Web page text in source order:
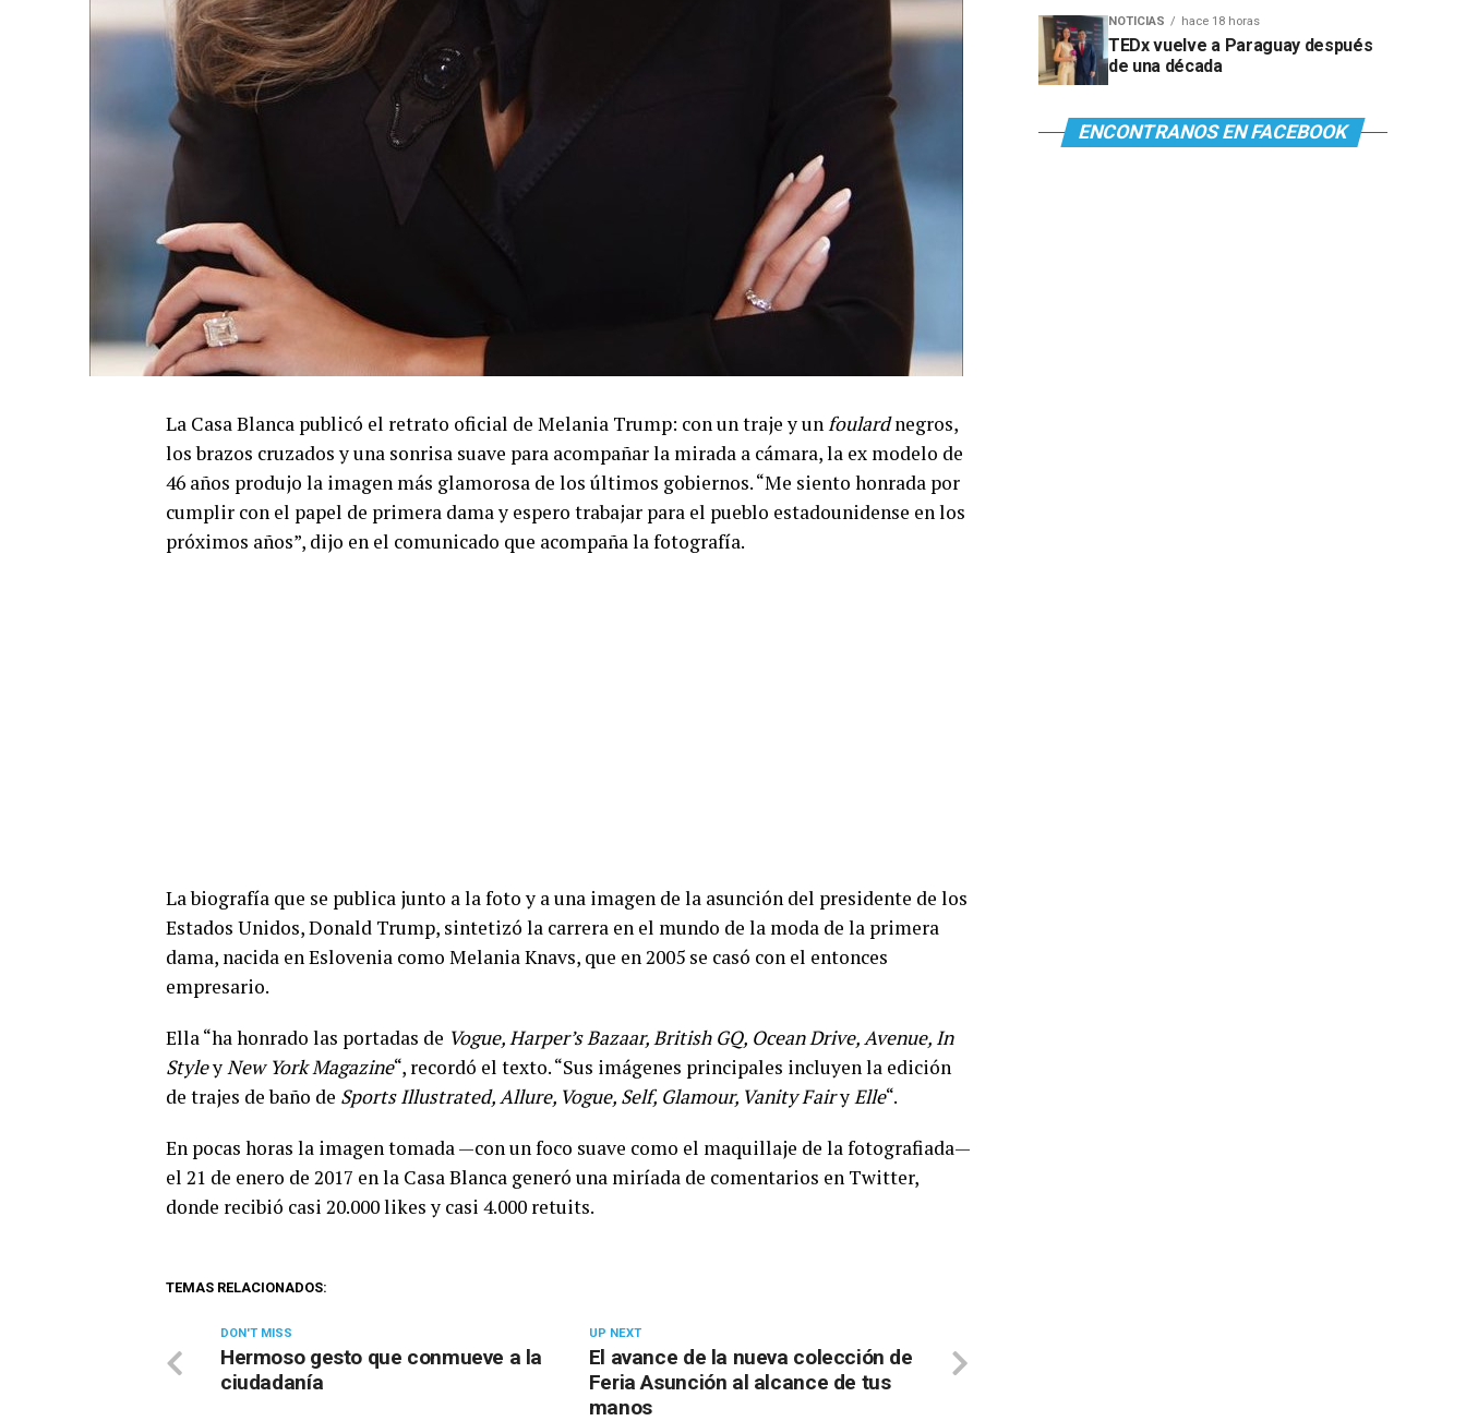
La Casa Blanca publicó el retrato oficial de Melania Trump: con un traje y unfoulardnegros,
los brazos cruzados y una sonrisa suave para acompañar la mirada a cámara, la ex modelo de
46 años produjo la imagen más glamorosa de los últimos gobiernos. “Me siento honrada por
cumplir con el papel de primera dama y espero trabajar para el pueblo estadounidense en los
próximos años”, dijo en el comunicado que acompaña la fotografía.
La biografía que se publica junto a la foto y a una imagen de la asunción del presidente de los
Estados Unidos, Donald Trump, sintetizó la carrera en el mundo de la moda de la primera
dama, nacida en Eslovenia como Melania Knavs, que en 2005 se casó con el entonces
empresario.
Ella “ha honrado las portadas de Vogue, Harper’s Bazaar, British GQ, Ocean Drive, Avenue, In
StyleyNew York Magazine“, recordó el texto. “Sus imágenes principales incluyen la edición
de trajes de baño de Sports Illustrated, Allure, Vogue, Self, Glamour, Vanity FairyElle“.
En pocas horas la imagen tomada —con un foco suave como el maquillaje de la fotografiada—
el 21 de enero de 2017 en la Casa Blanca generó una miríada de comentarios en Twitter,
donde recibió casi 20.000 likes y casi 4.000 retuits.
TEMAS RELACIONADOS:
UP NEXT
El avance de la nueva colección de
Feria Asunción al alcance de tus
manos
DON'T MISS
Hermoso gesto que conmueve a la
ciudadanía
NOTICIAS hace 18 horas
TEDx vuelve a Paraguay después
de una década
ENCONTRANOS EN FACEBOOK